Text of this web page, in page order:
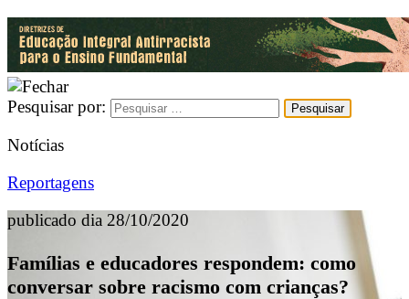
Pesquisar por:
Notícias
Reportagens
publicado dia 28/10/2020
Famílias e educadores respondem: como
conversar sobre racismo com crianças?